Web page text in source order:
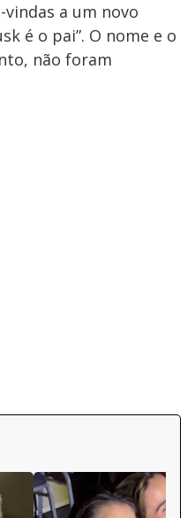
vindas a um novo
é o pai”. O nome e o
não foram